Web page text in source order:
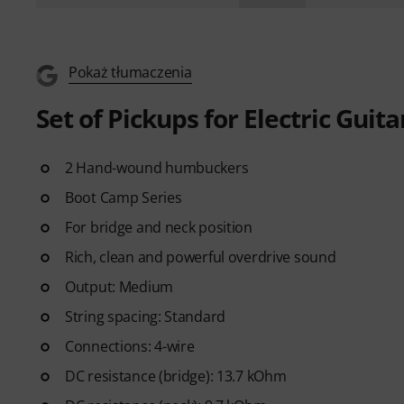
Pokaż tłumaczenia
Set of Pickups for Electric
2 Hand-wound humbuckers
Boot Camp Series
For bridge and neck position
Rich, clean and powerful overdrive sound
Output: Medium
String spacing: Standard
Connections: 4-wire
DC resistance (bridge): 13.7 kOhm